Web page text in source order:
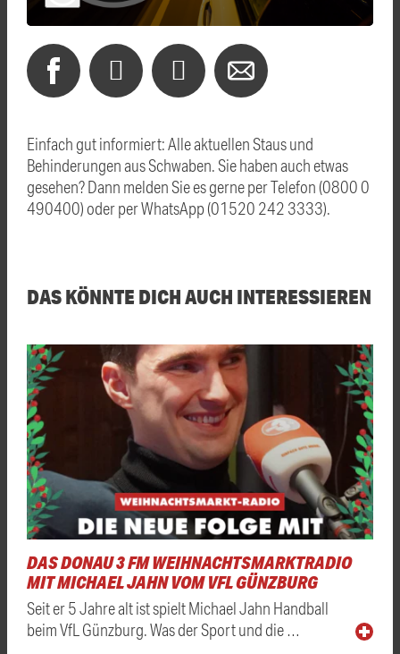
Einfach gut informiert: Alle aktuellen Staus und
Behinderungen aus Schwaben. Sie haben auch etwas
gesehen? Dann melden Sie es gerne per Telefon (0800 0
490400) oder per WhatsApp (01520 242 3333).
DAS KÖNNTE DICH AUCH INTERESSIEREN
DAS DONAU 3 FM WEIHNACHTSMARKTRADIO
MIT MICHAEL JAHN VOM VFL GÜNZBURG
Seit er 5 Jahre alt ist spielt Michael Jahn Handball
beim VfL Günzburg. Was der Sport und die …